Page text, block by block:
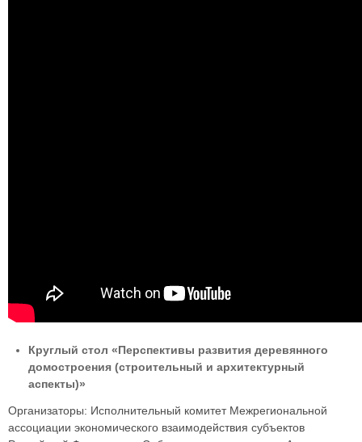
Круглый стол «Перспективы развития деревянного
домостроения (строительный и архитектурный
аспекты)»
Организаторы: Исполнительный комитет Межрегиональной
ассоциации экономического взаимодействия субъектов